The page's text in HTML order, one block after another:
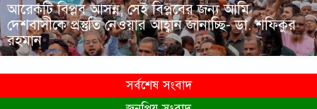
আরেকটি বিপ্লব আসন্ন, সেই বিপ্লবের জন্য আমি
দেশবাসীকে প্রস্তুতি নেওয়ার আহ্বান জানাচ্ছি- ডা. শফিকুর
রহমান
সর্বশেষ সংবাদ